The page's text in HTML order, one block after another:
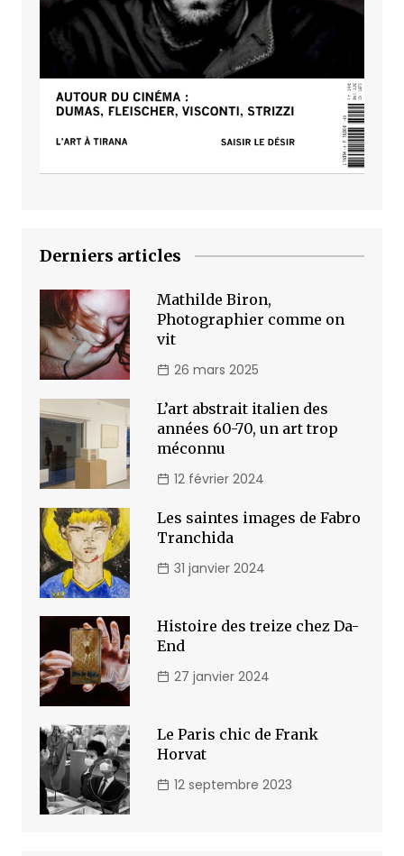
Derniers articles
Mathilde Biron,
Photographier comme on
vit
26 mars 2025
L’art abstrait italien des
années 60-70, un art trop
méconnu
12 février 2024
Les saintes images de Fabro
Tranchida
31 janvier 2024
Histoire des treize chez Da-
End
27 janvier 2024
Le Paris chic de Frank
Horvat
12 septembre 2023